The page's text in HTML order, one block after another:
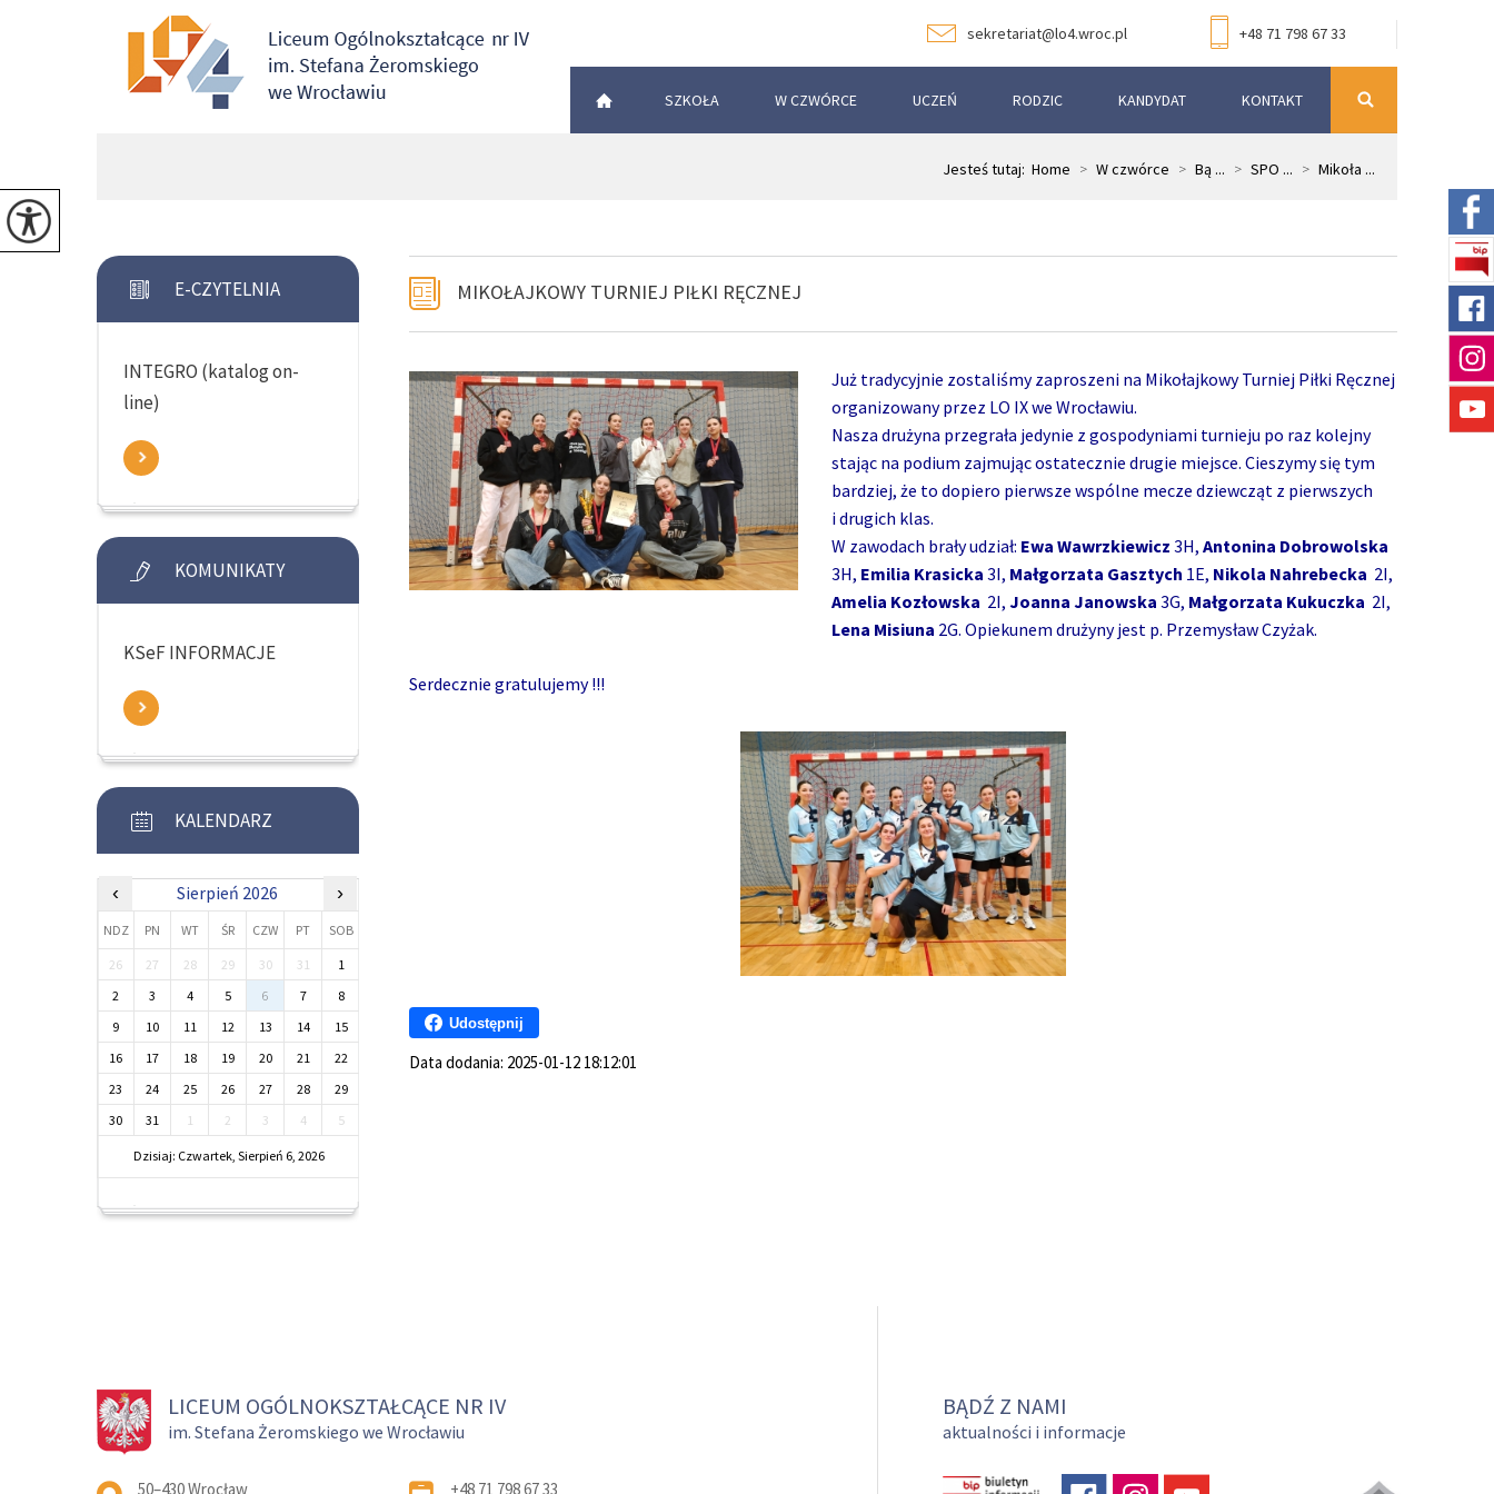
sekretariat@lo4.wroc.pl +48 71 798 67 33
SZKOŁA W CZWÓRCE UCZEŃ RODZIC KANDYDAT KONTAKT
Jesteś tutaj: Home > W czwórce > Bą ... > SPO ... > Mikoła ...
MIKOŁAJKOWY TURNIEJ PIŁKI RĘCZNEJ
Już tradycyjnie zostaliśmy zaproszeni na Mikołajkowy Turniej Piłki Ręcznej
organizowany przez LO IX we Wrocławiu.
Nasza drużyna przegrała jedynie z gospodyniami turnieju po raz kolejny
stając na podium zajmując ostatecznie drugie miejsce. Cieszymy się tym
bardziej, że to dopiero pierwsze wspólne mecze dziewcząt z pierwszych
i drugich klas.
W zawodach brały udział: Ewa Wawrzkiewicz 3H, Antonina Dobrowolska
3H, Emilia Krasicka 3I, Małgorzata Gasztych 1E, Nikola Nahrebecka 2I,
Amelia Kozłowska 2I, Joanna Janowska 3G, Małgorzata Kukuczka 2I,
Lena Misiuna 2G. Opiekunem drużyny jest p. Przemysław Czyżak.
Serdecznie gratulujemy !!!
Udostępnij
Data dodania: 2025-01-12 18:12:01
E-CZYTELNIA
INTEGRO (katalog on-
line)
KOMUNIKATY
KSeF INFORMACJE
KALENDARZ
‹ Sierpień 2026 ›
NDZ PN WT ŚR CZW PT SOB
26 27 28 29 30 31
1
2
3 4 5 6 7
8
9
10 11 12 13 14
15
16
17 18 19 20 21
22
23
24 25 26 27 28
29
30
31 1 2 3 4 5
Dzisiaj: Czwartek, Sierpień 6, 2026
LICEUM OGÓLNOKSZTAŁCĄCE NR IV
im. Stefana Żeromskiego we Wrocławiu
Adres pocztowy:
50–430 Wrocław +48 71 798 67 33
BĄDŹ Z NAMI
aktualności i informacje